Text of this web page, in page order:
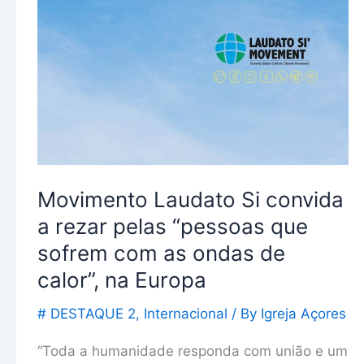
Movimento Laudato Si convida
a rezar pelas “pessoas que
sofrem com as ondas de
calor”, na Europa
# DESTAQUE 2, Internacional / By Igreja Açores
“Toda a humanidade responda com união e um
convida
a
com
as
ondas
de
calor”,
na